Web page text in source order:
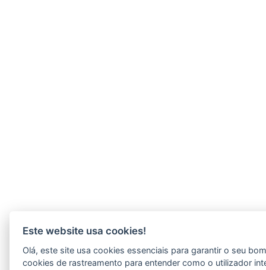
Este website usa cookies!
Olá, este site usa cookies essenciais para garantir o seu
cookies de rastreamento para entender como o utilizador